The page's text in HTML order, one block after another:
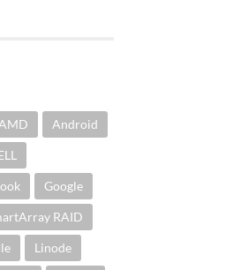
AMD Android
Google
RAID
Linode